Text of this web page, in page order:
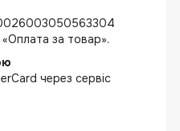
за товар».
через сервіс